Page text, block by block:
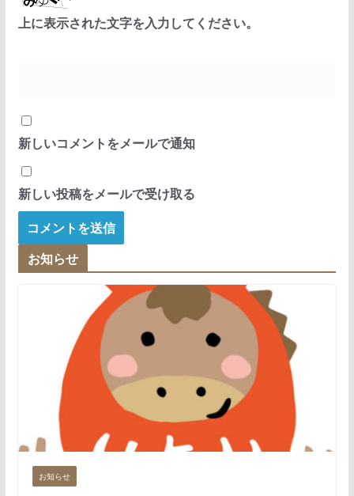
上に表示された文字を入力してください。
新しいコメントをメールで通知
新しい投稿をメールで受け取る
お知らせ
お知らせ